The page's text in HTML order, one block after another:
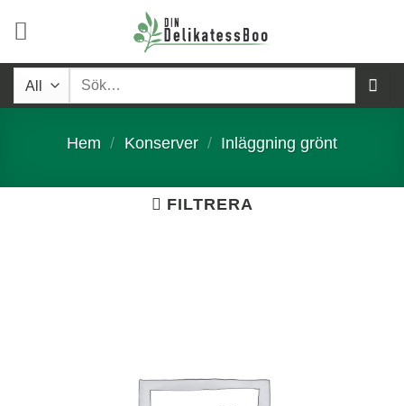
content
Sök
Hem / Konserver / Inläggning grönt
FILTRERA